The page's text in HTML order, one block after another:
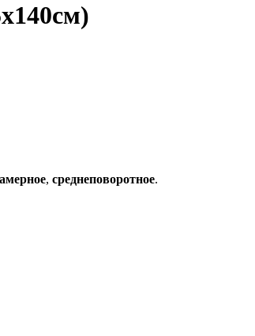
, среднеповоротное.